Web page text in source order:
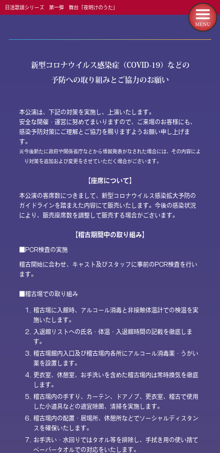
日活歌謡シリーズ 第一弾 舞台「夜明けのうた」
新型コロナウイルス感染症（COVID-19）などの
予防への取り組みとご協力のお願い
本公演は、下記の対策を実施し、上演いたします。
安全な開催・運営に努めてまいりますので、ご来場のお客様にも、
感染予防対策にご理解とご協力を賜りますようお願い申し上げま
す。
今後新たに政府や関係省庁などから情報発表がなされた場合には、その内容によ
り対策を追加および変更をさせていただく場合がございます。
【座席について】
本公演の客席数につきまして、新型コロナウイルス感染拡大予防の
ガイドラインを踏まえた内容にて販売いたします。今後の感染状況
により、販売座席数を調整して販売する場合がございます。
【稽古期間中の取り組み】
■PCR検査の実施
稽古開始に合わせ、キャスト及びスタッフに事前のPCR検査を行い
ます。
■稽古場での取り組み
1.
稽古場に入館時、アルコール消毒と非接触体温計での検温を実
施いたします。
2.
入退館リストへの氏名・体温・入退館時間の記載を徹底しま
す。
3.
稽古場館内入口及び稽古場内各所にアルコール消毒薬・うがい
薬を設置します。
4.
更衣室、休憩室、お手洗いを含めた稽古場内は常時換気を徹底
します。
5.
稽古場内の手すり、カーテン、ドアノブ、更衣室、稽古で使用
した小道具などの適宜除菌、清掃を実施します。
6.
稽古場内の配置・居場所、休憩所などでソーシャルディスタン
スを確保いたします。
7.
お手洗い・水回りではタオル等を排除し、手拭き用の使い捨て
ペーパータオルでの対応をいたします。